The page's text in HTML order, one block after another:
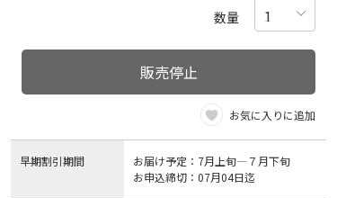
数量
販売停止
お気に入りに追加
早期割引期間
お届け予定：7月上旬―７月下旬
お申込締切：07月04日迄